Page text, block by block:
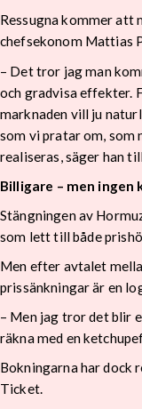
Ressugna kommer att
chefsekonom Mattias
– Det tror jag man
och gradvisa effekter.
marknaden vill ju
som vi pratar om, som
realiseras, säger han
Billigare – men
Stängningen av
som lett till både
Men efter avtalet
prissänkningar är en
– Men jag tror det blir
räkna med en
Bokningarna har dock
Ticket.